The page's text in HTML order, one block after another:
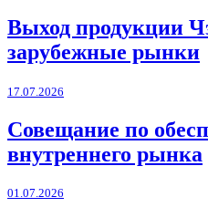
Выход продукции
зарубежные рынки
17.07.2026
Совещание по
внутреннего рынка
01.07.2026